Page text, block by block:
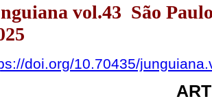
vol.43 São
doi.org/10.70435/